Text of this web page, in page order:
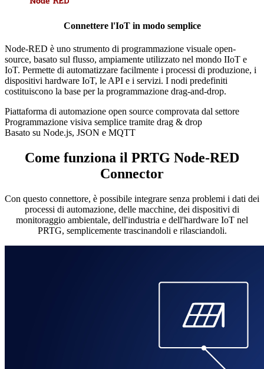
Connettere l'IoT in modo semplice
Node-RED è uno strumento di programmazione visuale open-
source, basato sul flusso, ampiamente utilizzato nel mondo IIoT e
IoT. Permette di automatizzare facilmente i processi di produzione, i
dispositivi hardware IoT, le API e i servizi. I nodi predefiniti
costituiscono la base per la programmazione drag-and-drop.
Piattaforma di automazione open source comprovata dal settore
Programmazione visiva semplice tramite drag & drop
Basato su Node.js, JSON e MQTT
Come funziona il PRTG Node-RED
Connector
Con questo connettore, è possibile integrare senza problemi i dati dei
processi di automazione, delle macchine, dei dispositivi di
monitoraggio ambientale, dell'industria e dell'hardware IoT nel
PRTG, semplicemente trascinandoli e rilasciandoli.